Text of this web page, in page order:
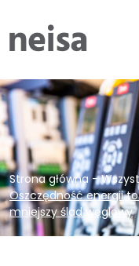
Strona główna-
Oszczędność energii
mniejszy ślad węglowy